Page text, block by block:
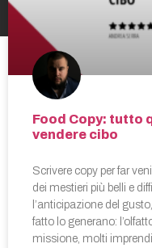
Food Copy: tutto
vendere cibo
Scrivere copy per far
dei mestieri più belli e
l’anticipazione del
fatto lo generano:
missione, molti